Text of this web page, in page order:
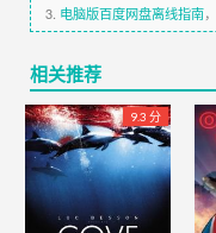
3. 电脑版百度网盘离线指南，
相关推荐
9.3 分